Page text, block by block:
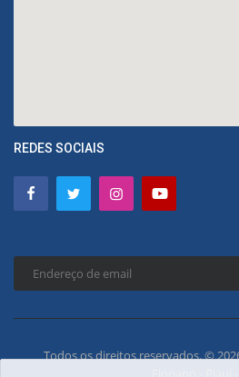
REDES SOCIAIS
Todos os direitos reservados. ©